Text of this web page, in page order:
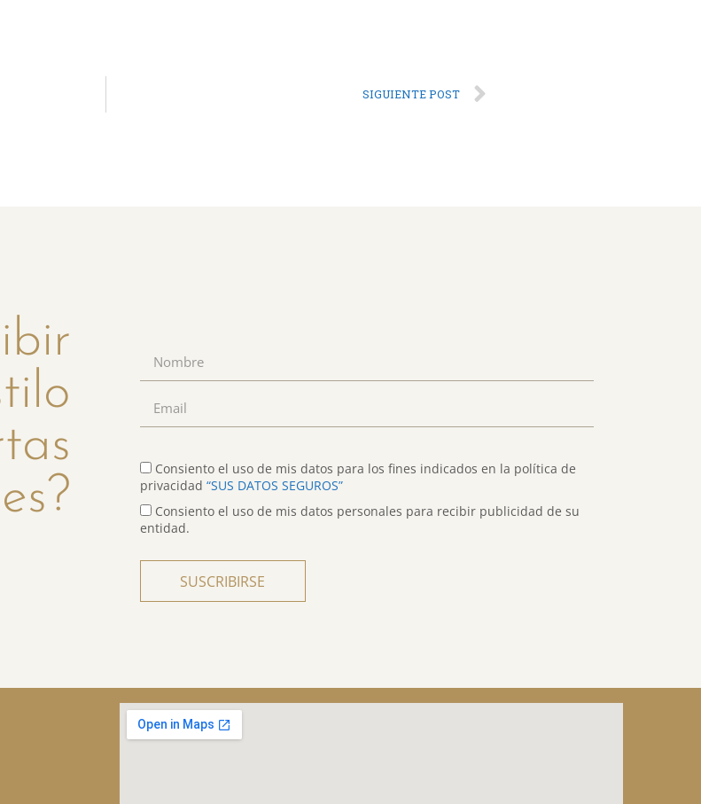
SIGUIENTE POST
Consiento el uso de mis datos para los fines indicados en la política de
privacidad “SUS DATOS SEGUROS”
Consiento el uso de mis datos personales para recibir publicidad de su
entidad.
SUSCRIBIRSE